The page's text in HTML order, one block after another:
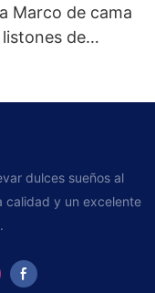
Marco de cama
de
dulces sueños al
calidad y un excelente